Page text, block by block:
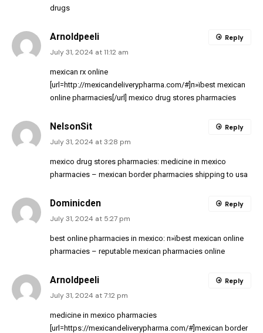
drugs
Arnoldpeeli
July 31, 2024 at 11:12 am
mexican rx online
[url=http://mexicandeliverypharma.com/#]п»їbest mexican
online pharmacies[/url] mexico drug stores pharmacies
Reply
NelsonSit
July 31, 2024 at 3:28 pm
mexico drug stores pharmacies: medicine in mexico
pharmacies – mexican border pharmacies shipping to usa
Reply
Dominicden
July 31, 2024 at 5:27 pm
best online pharmacies in mexico: п»їbest mexican online
pharmacies – reputable mexican pharmacies online
Reply
Arnoldpeeli
July 31, 2024 at 7:12 pm
medicine in mexico pharmacies
[url=https://mexicandeliverypharma.com/#]mexican border
Reply